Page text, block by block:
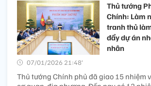
Thủ tướng
Chính: Làm
tranh thủ
đẩy dự án
nhân
07/01/2026 21:48’
Thủ tướng Chính phủ đã giao 15 nhiệm